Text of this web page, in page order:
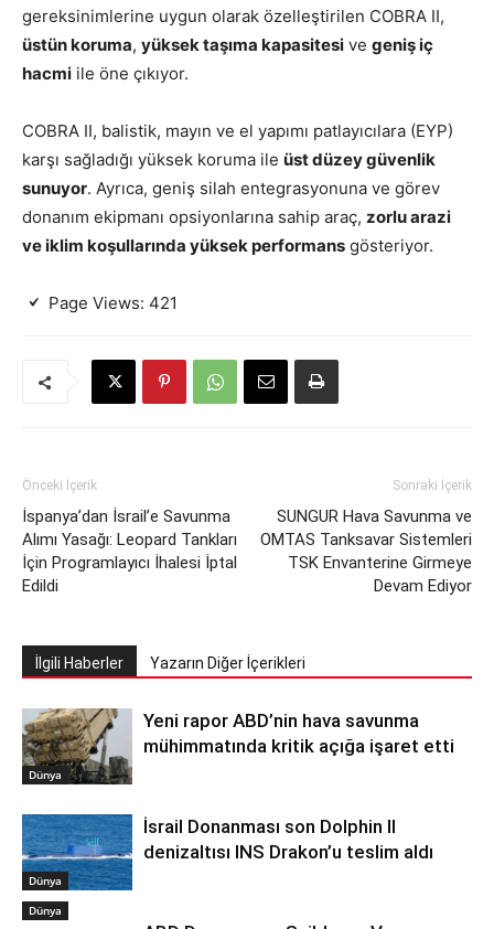
gereksinimlerine uygun olarak özelleştirilen COBRA II,
üstün koruma, yüksek taşıma kapasitesi ve geniş iç
hacmi ile öne çıkıyor.
COBRA II, balistik, mayın ve el yapımı patlayıcılara (EYP)
karşı sağladığı yüksek koruma ile üst düzey güvenlik
sunuyor. Ayrıca, geniş silah entegrasyonuna ve görev
donanım ekipmanı opsiyonlarına sahip araç, zorlu arazi
ve iklim koşullarında yüksek performans gösteriyor.
Page Views: 421
Önceki İçerik
İspanya’dan İsrail’e Savunma
Alımı Yasağı: Leopard Tankları
İçin Programlayıcı İhalesi İptal
Edildi
Sonraki İçerik
SUNGUR Hava Savunma ve
OMTAS Tanksavar Sistemleri
TSK Envanterine Girmeye
Devam Ediyor
İlgili Haberler Yazarın Diğer İçerikleri
Dünya
Yeni rapor ABD’nin hava savunma
mühimmatında kritik açığa işaret etti
Dünya
İsrail Donanması son Dolphin II
denizaltısı INS Drakon’u teslim aldı
Dünya